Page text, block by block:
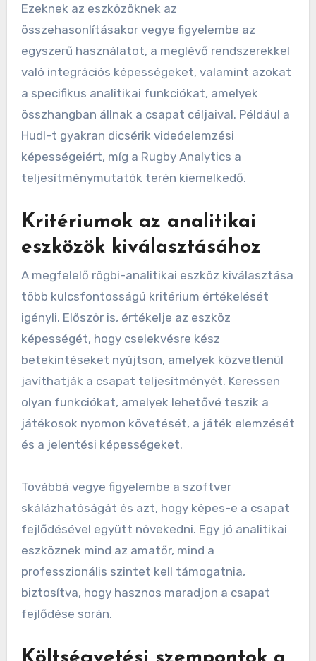
Ezeknek az eszközöknek az
összehasonlításakor vegye figyelembe az
egyszerű használatot, a meglévő rendszerekkel
való integrációs képességeket, valamint azokat
a specifikus analitikai funkciókat, amelyek
összhangban állnak a csapat céljaival. Például a
Hudl-t gyakran dicsérik videóelemzési
képességeiért, míg a Rugby Analytics a
teljesítménymutatók terén kiemelkedő.
Kritériumok az analitikai
eszközök kiválasztásához
A megfelelő rögbi-analitikai eszköz kiválasztása
több kulcsfontosságú kritérium értékelését
igényli. Először is, értékelje az eszköz
képességét, hogy cselekvésre kész
betekintéseket nyújtson, amelyek közvetlenül
javíthatják a csapat teljesítményét. Keressen
olyan funkciókat, amelyek lehetővé teszik a
játékosok nyomon követését, a játék elemzését
és a jelentési képességeket.
Továbbá vegye figyelembe a szoftver
skálázhatóságát és azt, hogy képes-e a csapat
fejlődésével együtt növekedni. Egy jó analitikai
eszköznek mind az amatőr, mind a
professzionális szintet kell támogatnia,
biztosítva, hogy hasznos maradjon a csapat
fejlődése során.